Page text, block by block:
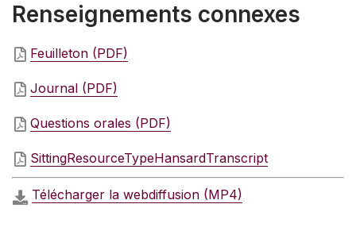
Renseignements connexes
Feuilleton (PDF)
Journal (PDF)
Questions orales (PDF)
SittingResourceTypeHansardTranscript
Télécharger la webdiffusion (MP4)